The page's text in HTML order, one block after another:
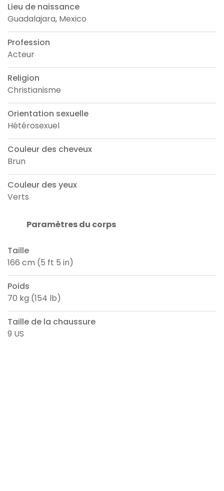
Lieu de naissance
Guadalajara, Mexico
Profession
Acteur
Religion
Christianisme
Orientation sexuelle
Hétérosexuel
Couleur des cheveux
Brun
Couleur des yeux
Verts
Paramètres du corps
Taille
166 cm (5 ft 5 in)
Poids
70 kg (154 lb)
Taille de la chaussure
9 US